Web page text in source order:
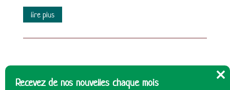
lire plus
Recevez de nos nouvelles chaque mois